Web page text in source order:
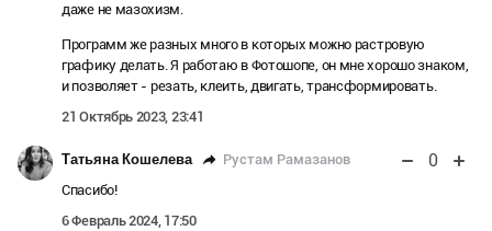
даже не мазохизм.
Программ же разных много в которых можно растровую
графику делать. Я работаю в Фотошопе, он мне хорошо знаком,
и позволяет - резать, клеить, двигать, трансформировать.
21 Октябрь 2023, 23:41
Татьяна Кошелева Рустам Рамазанов 0
Спасибо!
6 Февраль 2024, 17:50